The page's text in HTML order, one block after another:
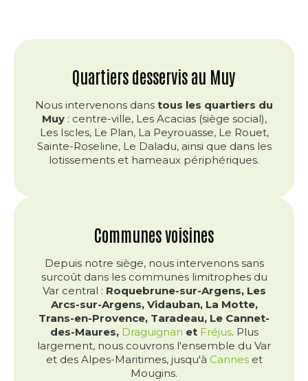
Quartiers desservis au Muy
Nous intervenons dans tous les quartiers du
Muy: centre-ville, Les Acacias (siège social),
Les Iscles, Le Plan, La Peyrouasse, Le Rouet,
Sainte-Roseline, Le Daladu, ainsi que dans les
lotissements et hameaux périphériques.
Communes voisines
Depuis notre siège, nous intervenons sans
surcoût dans les communes limitrophes du
Var central : Roquebrune-sur-Argens, Les
Arcs-sur-Argens, Vidauban, La Motte,
Trans-en-Provence, Taradeau, Le Cannet-
des-Maures, Draguignan et Fréjus. Plus
largement, nous couvrons l'ensemble du Var
et des Alpes-Maritimes, jusqu'à Canneset
Mougins.